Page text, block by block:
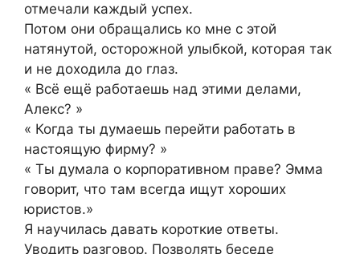
отмечали каждый успех.
Потом они обращались ко мне с этой
натянутой, осторожной улыбкой, которая так
и не доходила до глаз.
« Всё ещё работаешь над этими делами,
Алекс? »
« Когда ты думаешь перейти работать в
настоящую фирму? »
« Ты думала о корпоративном праве? Эмма
говорит, что там всегда ищут хороших
юристов.»
Я научилась давать короткие ответы.
Уводить разговор. Позволять беседе